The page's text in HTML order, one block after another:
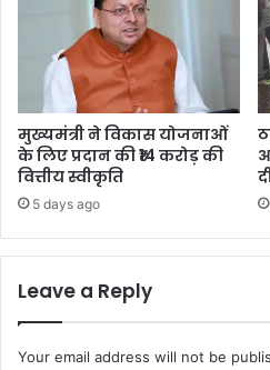
मुख्यमंत्री ने विकास योजनाओं
के लिए प्रदान की ₹14 करोड़ की
वित्तीय स्वीकृति
5 days ago
Leave a Reply
Your email address will not be